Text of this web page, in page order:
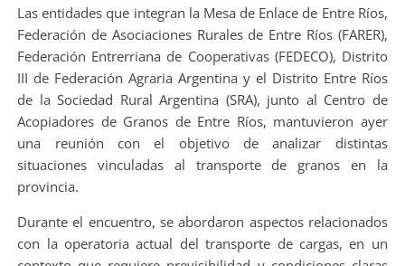
Las entidades que integran la Mesa de Enlace de Entre Ríos,
Federación de Asociaciones Rurales de Entre Ríos (FARER),
Federación Entrerriana de Cooperativas (FEDECO), Distrito
III de Federación Agraria Argentina y el Distrito Entre Ríos
de la Sociedad Rural Argentina (SRA), junto al Centro de
Acopiadores de Granos de Entre Ríos, mantuvieron ayer
una reunión con el objetivo de analizar distintas
situaciones vinculadas al transporte de granos en la
provincia.
Durante el encuentro, se abordaron aspectos relacionados
con la operatoria actual del transporte de cargas, en un